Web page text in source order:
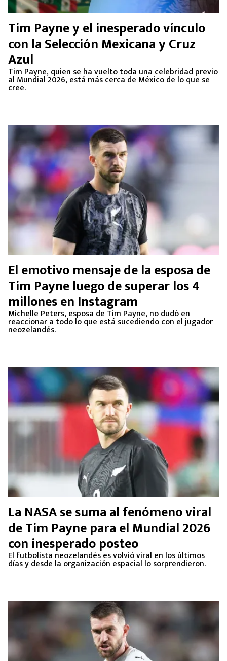
Tim Payne y el inesperado vínculo
con la Selección Mexicana y Cruz
Azul
Tim Payne, quien se ha vuelto toda una celebridad previo
al Mundial 2026, está más cerca de México de lo que se
cree.
El emotivo mensaje de la esposa de
Tim Payne luego de superar los 4
millones en Instagram
Michelle Peters, esposa de Tim Payne, no dudó en
reaccionar a todo lo que está sucediendo con el jugador
neozelandés.
La NASA se suma al fenómeno viral
de Tim Payne para el Mundial 2026
con inesperado posteo
El futbolista neozelandés es volvió viral en los últimos
días y desde la organización espacial lo sorprendieron.